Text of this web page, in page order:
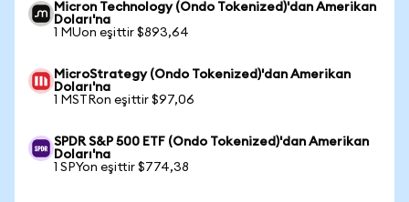
Micron Technology (Ondo Tokenized)'dan Amerikan
Doları'na
1 MUon eşittir $893,64
MicroStrategy (Ondo Tokenized)'dan Amerikan
Doları'na
1 MSTRon eşittir $97,06
SPDR S&P 500 ETF (Ondo Tokenized)'dan Amerikan
Doları'na
1 SPYon eşittir $774,38